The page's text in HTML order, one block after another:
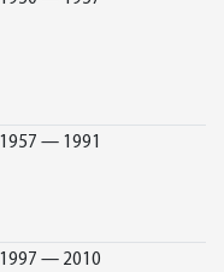
1957 — 1991
1997 — 2010